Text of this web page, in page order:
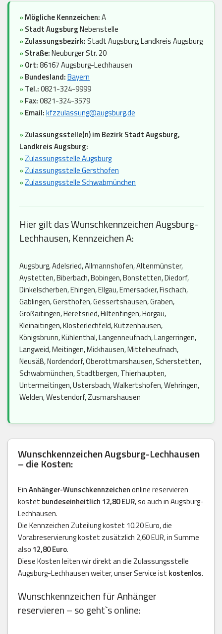
»Mögliche Kennzeichen:A
»Stadt AugsburgNebenstelle
»Zulassungsbezirk: Stadt Augsburg, Landkreis Augsburg
»Straße:Neuburger Str. 20
»Ort:86167 Augsburg-Lechhausen
»Bundesland:Bayern
»Tel.:0821-324-9999
»Fax:0821-324-3579
»Email:kfzzulassung@augsburg.de
»Zulassungsstelle(n) im Bezirk Stadt Augsburg,
Landkreis Augsburg:
»Zulassungsstelle Augsburg
»Zulassungsstelle Gersthofen
»Zulassungsstelle Schwabmünchen
Hier gilt das Wunschkennzeichen Augsburg-
Lechhausen, Kennzeichen A:
Augsburg, Adelsried, Allmannshofen, Altenmünster,
Aystetten, Biberbach, Bobingen, Bonstetten, Diedorf,
Dinkelscherben, Ehingen, Ellgau, Emersacker, Fischach,
Gablingen, Gersthofen, Gessertshausen, Graben,
Großaitingen, Heretsried, Hiltenfingen, Horgau,
Kleinaitingen, Klosterlechfeld, Kutzenhausen,
Königsbrunn, Kühlenthal, Langenneufnach, Langerringen,
Langweid, Meitingen, Mickhausen, Mittelneufnach,
Neusäß, Nordendorf, Oberottmarshausen, Scherstetten,
Schwabmünchen, Stadtbergen, Thierhaupten,
Untermeitingen, Ustersbach, Walkertshofen, Wehringen,
Welden, Westendorf, Zusmarshausen
Wunschkennzeichen Augsburg-Lechhausen
– die Kosten:
EinAnhänger-Wunschkennzeichenonline reservieren
kostet bundeseinheitlich 12,80 EUR, so auch in Augsburg-
Lechhausen.
Die Kennzeichen Zuteilung kostet 10.20 Euro, die
Vorabreservierung kostet zusätzlich 2,60 EUR, in Summe
also 12,80 Euro.
Diese Kosten leiten wir direkt an die Zulassungsstelle
Augsburg-Lechhausen weiter, unser Service ist kostenlos.
Wunschkennzeichen für Anhänger
reservieren – so geht`s online: